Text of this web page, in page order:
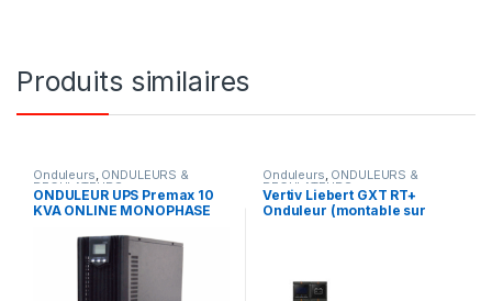
Produits similaires
Onduleurs, ONDULEURS &
REGULATEURS
ONDULEUR UPS Premax 10
KVA ONLINE MONOPHASE
Onduleurs, ONDULEURS &
REGULATEURS
Vertiv Liebert GXT RT+
Onduleur (montable sur